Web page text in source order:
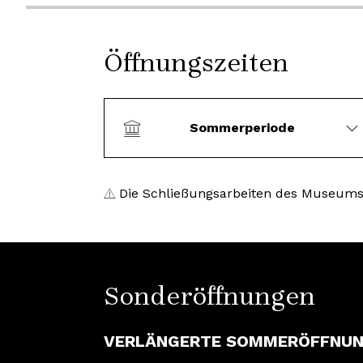
Öffnungszeiten
Sommerperiode
Die Schließungsarbeiten des
Sonderöffnungen
VERLÄNGERTE